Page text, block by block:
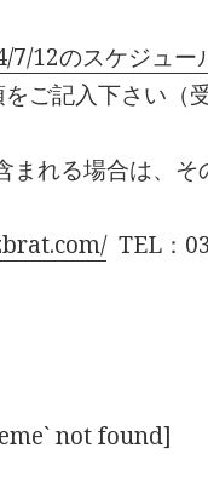
7/12のスケジュー
ご記入下さい（
まれる場合は、
TEL：
not found]